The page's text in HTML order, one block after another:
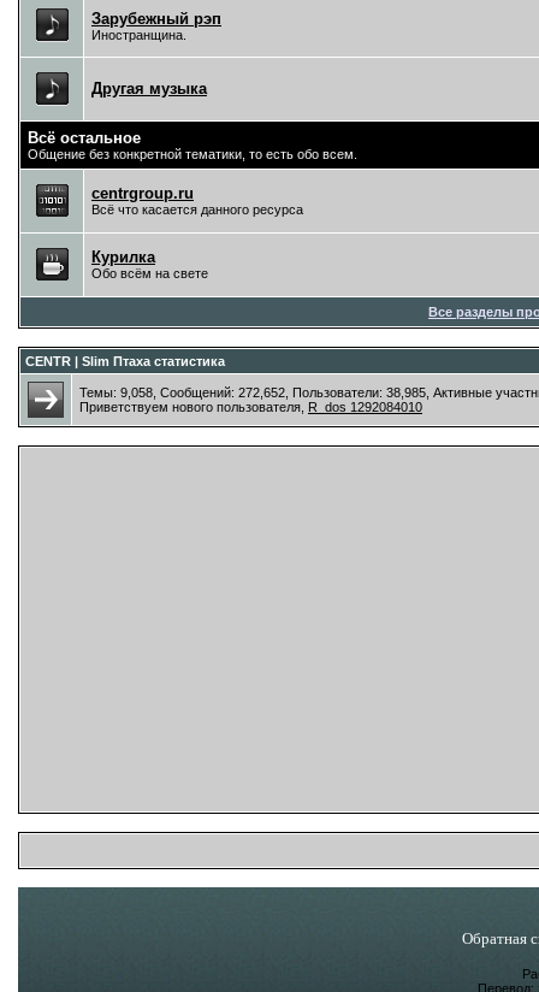
Зарубежный рэп
Иностранщина.
Другая музыка
Всё остальное
Общение без конкретной тематики, то есть обо всем.
centrgroup.ru
Всё что касается данного ресурса
Курилка
Обо всём на свете
Все разделы
CENTR | Slim Птаха статистика
Темы: 9,058, Сообщений: 272,652, Пользователи: 38,985, Активные
Приветствуем нового пользователя, R_dos 1292084010
Обратная
Перевод: